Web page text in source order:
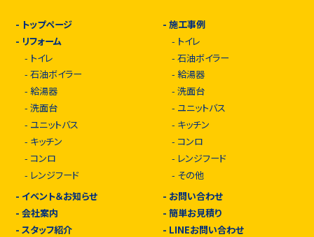
- トップページ
- リフォーム
- トイレ
- 石油ボイラー
- 給湯器
- 洗面台
- ユニットバス
- キッチン
- コンロ
- レンジフード
-施工事例
- トイレ
-石油ボイラー
-給湯器
-洗面台
- ユニットバス
- キッチン
- コンロ
- レンジフード
- その他
- イベント＆お知らせ
- 会社案内
- スタッフ紹介
- お問い合わせ
-簡単お見積り
- LINEお問い合わせ